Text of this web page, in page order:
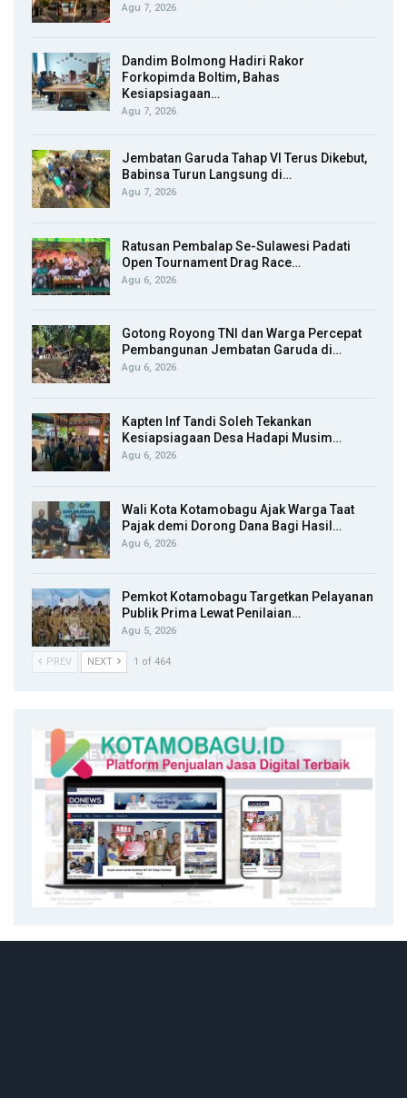
Agu 7, 2026
Dandim Bolmong Hadiri Rakor
Forkopimda Boltim, Bahas
Kesiapsiagaan…
Agu 7, 2026
Jembatan Garuda Tahap VI Terus Dikebut,
Babinsa Turun Langsung di…
Agu 7, 2026
Ratusan Pembalap Se-Sulawesi Padati
Open Tournament Drag Race…
Agu 6, 2026
Gotong Royong TNI dan Warga Percepat
Pembangunan Jembatan Garuda di…
Agu 6, 2026
Kapten Inf Tandi Soleh Tekankan
Kesiapsiagaan Desa Hadapi Musim…
Agu 6, 2026
Wali Kota Kotamobagu Ajak Warga Taat
Pajak demi Dorong Dana Bagi Hasil…
Agu 6, 2026
Pemkot Kotamobagu Targetkan Pelayanan
Publik Prima Lewat Penilaian…
Agu 5, 2026
PREV NEXT 1 of 464